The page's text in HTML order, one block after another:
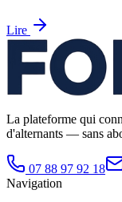
Lire
La plateforme qui
d'alternants — sans
07 88 97 92 18
Navigation